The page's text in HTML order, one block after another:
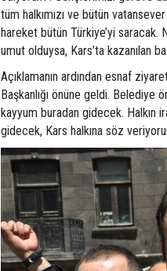
tüm halkımızı ve bütün
hareket bütün Türkiye’yi saracak.
umut olduysa, Kars’ta kazanılan
Açıklamanın ardından esnaf
Başkanlığı önüne geldi. Belediye
kayyum buradan gidecek. Halkın
gidecek, Kars halkına söz